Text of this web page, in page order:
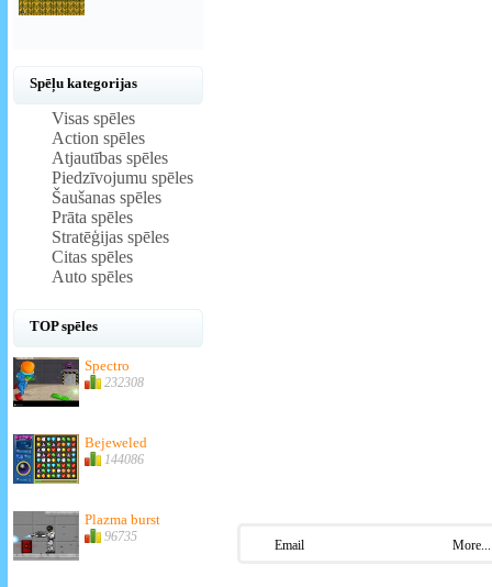
Spēļu kategorijas
Visas spēles
Action spēles
Atjautības spēles
Piedzīvojumu spēles
Šaušanas spēles
Prāta spēles
Stratēģijas spēles
Citas spēles
Auto spēles
TOP spēles
Spectro
232308
Bejeweled
144086
Plazma burst
96735
Email More...